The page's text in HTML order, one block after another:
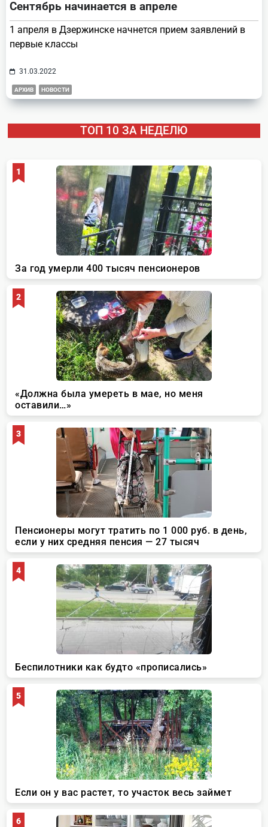
Сентябрь начинается в апреле
1 апреля в Дзержинске начнется прием заявлений в
первые классы
31.03.2022
АРХИВ НОВОСТИ
ТОП 10 ЗА НЕДЕЛЮ